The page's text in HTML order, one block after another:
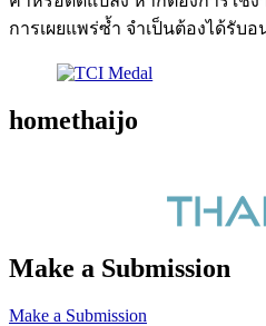
การเผยแพร่ซ้ำ จำเป็นต้องได้รับ
homethaijo
Make a Submission
Make a Submission